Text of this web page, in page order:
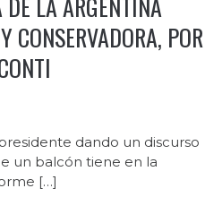
DE LA ARGENTINA
CONSERVADORA, POR
dando un discurso
un balcón tiene en la
[…]